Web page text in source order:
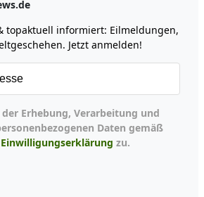
topaktuell informiert: Eilmeldungen,
Jetzt anmelden!
Daten gemäß
zu.